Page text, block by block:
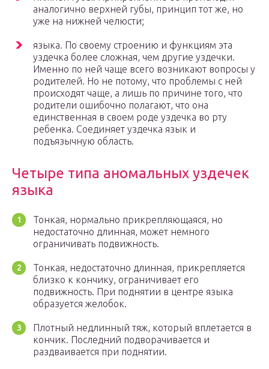
аналогично верхней губы, принцип тот же, но
уже на нижней челюсти;
языка. По своему строению и функциям эта
уздечка более сложная, чем другие уздечки.
Именно по ней чаще всего возникают вопросы у
родителей. Но не потому, что проблемы с ней
происходят чаще, а лишь по причине того, что
родители ошибочно полагают, что она
единственная в своем роде уздечка во рту
ребенка. Соединяет уздечка язык и
подъязычную область.
Четыре типа аномальных уздечек
языка
Тонкая, нормально прикрепляющаяся, но
недостаточно длинная, может немного
ограничивать подвижность.
Тонкая, недостаточно длинная, прикрепляется
близко к кончику, ограничивает его
подвижность. При поднятии в центре языка
образуется желобок.
Плотный недлинный тяж, который вплетается в
кончик. Последний подворачивается и
раздваивается при поднятии.